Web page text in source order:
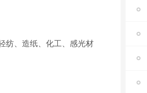
纺、造纸、化工、感光材